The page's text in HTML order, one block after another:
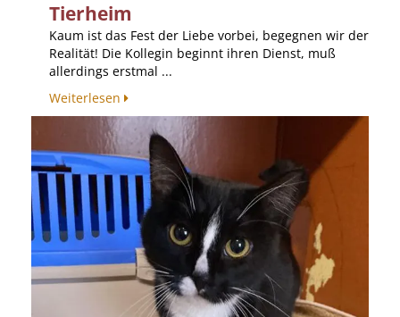
Tierheim
Kaum ist das Fest der Liebe vorbei, begegnen wir der
Realität! Die Kollegin beginnt ihren Dienst, muß
allerdings erstmal ...
Weiterlesen